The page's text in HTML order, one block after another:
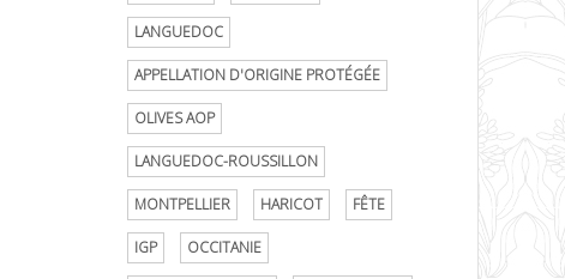
LANGUEDOC
APPELLATION D'ORIGINE PROTÉGÉE
OLIVES AOP
LANGUEDOC-ROUSSILLON
MONTPELLIER HARICOT FÊTE
IGP OCCITANIE